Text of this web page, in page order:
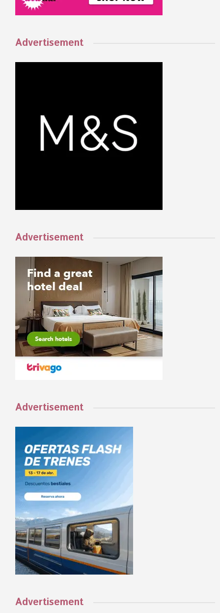
Advertisement
Advertisement
Advertisement
Advertisement